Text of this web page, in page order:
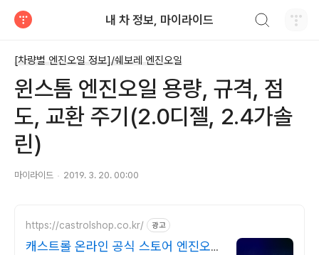
내 차 정보, 마이라이드
[차량별 엔진오일 정보]/쉐보레 엔진오일
윈스톰 엔진오일 용량, 규격, 점
도, 교환 주기(2.0디젤, 2.4가솔
린)
마이라이드 2019. 3. 20. 00:00
https://castrolshop.co.kr/ 광고
캐스트롤 온라인 공식 스토어 엔진오일